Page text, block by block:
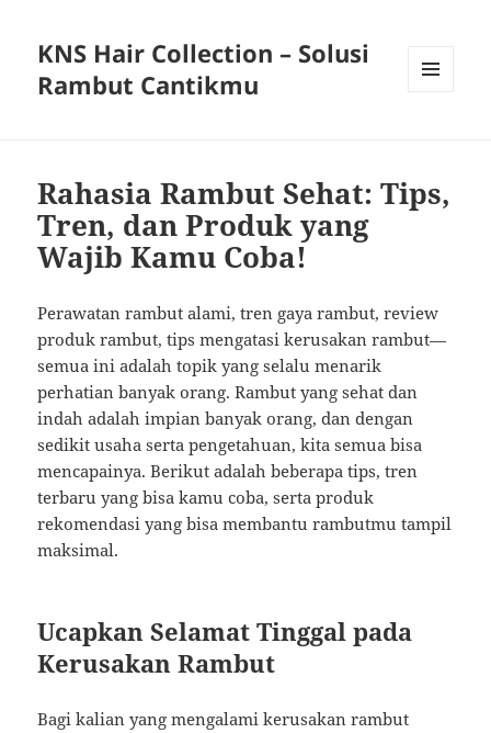
KNS Hair Collection – Solusi
Rambut Cantikmu
Rahasia Rambut Sehat: Tips,
Tren, dan Produk yang
Wajib Kamu Coba!
Perawatan rambut alami, tren gaya rambut, review
produk rambut, tips mengatasi kerusakan rambut—
semua ini adalah topik yang selalu menarik
perhatian banyak orang. Rambut yang sehat dan
indah adalah impian banyak orang, dan dengan
sedikit usaha serta pengetahuan, kita semua bisa
mencapainya. Berikut adalah beberapa tips, tren
terbaru yang bisa kamu coba, serta produk
rekomendasi yang bisa membantu rambutmu tampil
maksimal.
Ucapkan Selamat Tinggal pada
Kerusakan Rambut
Bagi kalian yang mengalami kerusakan rambut